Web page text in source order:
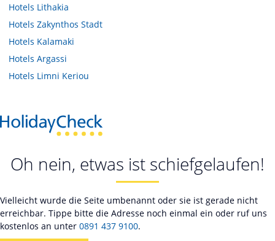
Hotels Lithakia
Hotels Zakynthos Stadt
Hotels Kalamaki
Hotels Argassi
Hotels Limni Keriou
Oh nein, etwas ist schiefgelaufen!
Vielleicht wurde die Seite umbenannt oder sie ist gerade nicht
erreichbar. Tippe bitte die Adresse noch einmal ein oder ruf uns
kostenlos an unter 0891 437 9100.